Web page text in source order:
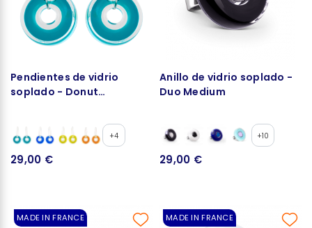
Pendientes de vidrio
soplado - Donut
+4
29,00 €
Anillo de vidrio soplado -
Duo Medium
+10
29,00 €
MADE IN FRANCE MADE IN FRANCE